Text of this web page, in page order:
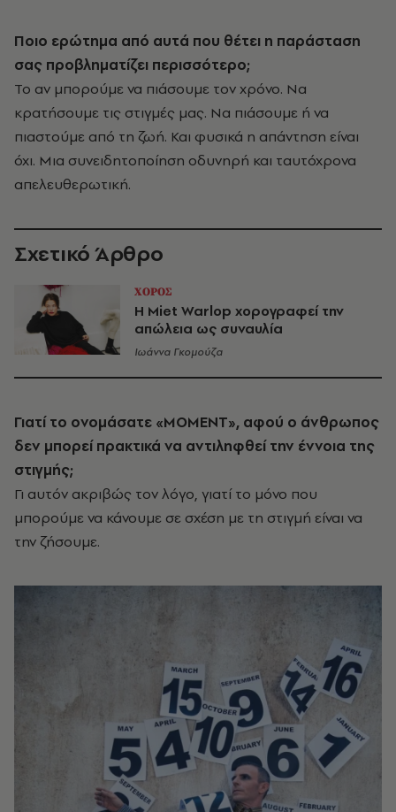
Ποιο ερώτημα από αυτά που θέτει η παράσταση
σας προβληματίζει περισσότερο;
Το αν μπορούμε να πιάσουμε τον χρόνο. Να
κρατήσουμε τις στιγμές μας. Να πιάσουμε ή να
πιαστούμε από τη ζωή. Και φυσικά η απάντηση είναι
όχι. Μια συνειδητοποίηση οδυνηρή και ταυτόχρονα
απελευθερωτική.
Σχετικό Άρθρο
ΧΟΡΟΣ
Η Miet Warlop χορογραφεί την
απώλεια ως συναυλία
Ιωάννα Γκομούζα
Γιατί το ονομάσατε «MOMENT», αφού ο άνθρωπος
δεν μπορεί πρακτικά να αντιληφθεί την έννοια της
στιγμής;
Γι αυτόν ακριβώς τον λόγο, γιατί το μόνο που
μπορούμε να κάνουμε σε σχέση με τη στιγμή είναι να
την ζήσουμε.